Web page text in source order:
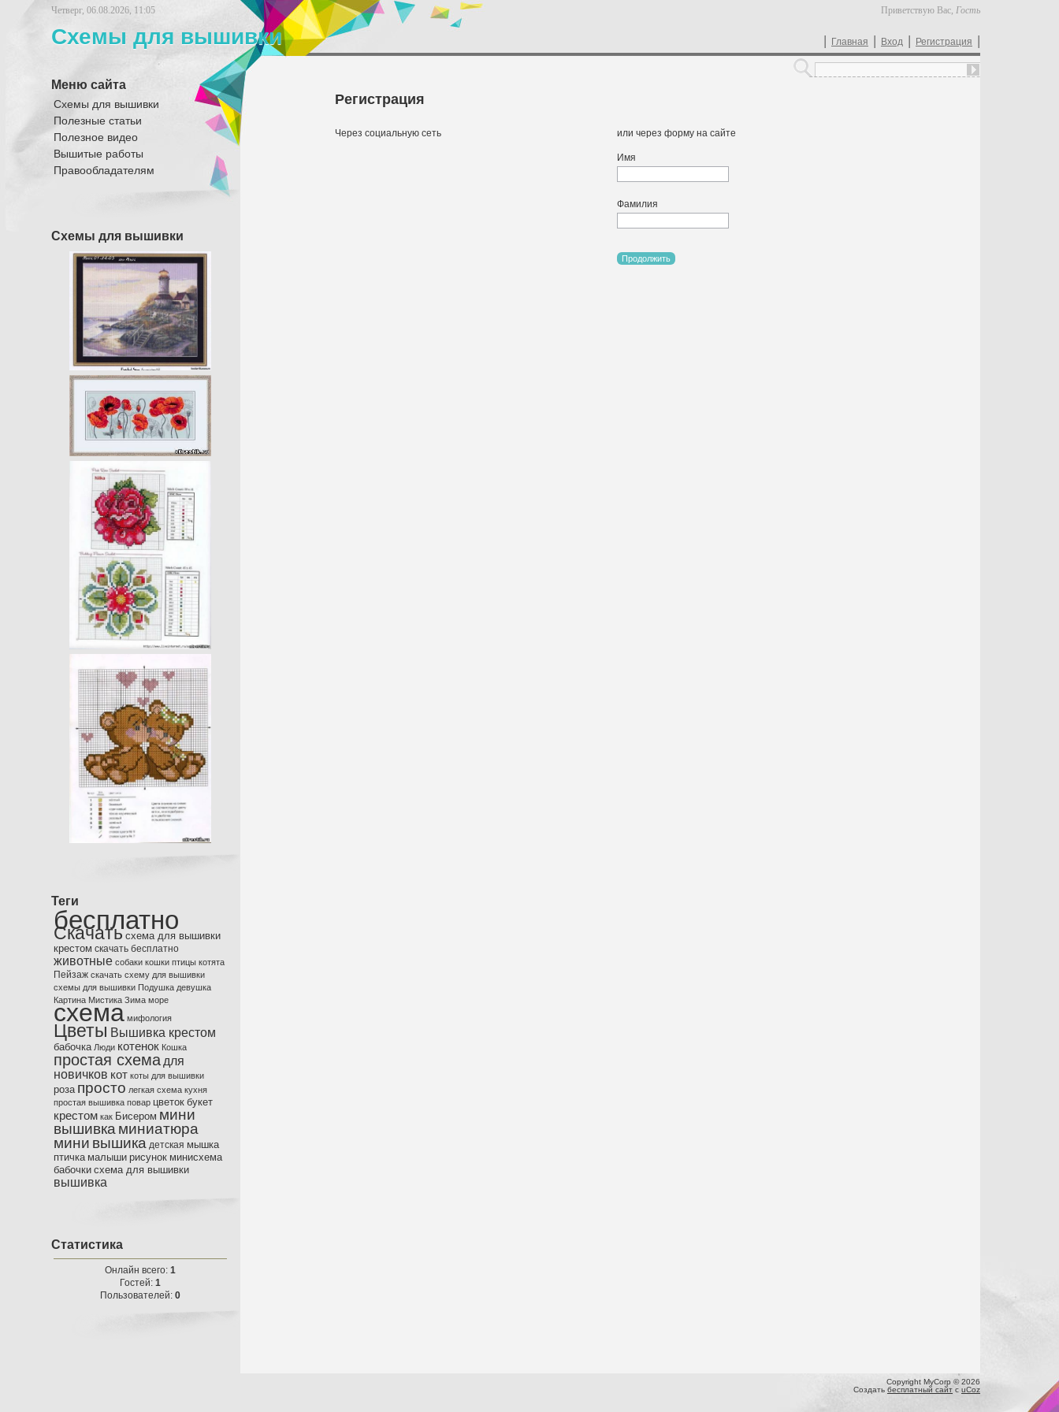
Четверг, 06.08.2026, 11:05 Приветствую Вас, Гость
Схемы для вышивки | Главная | Вход | Регистрация |
Меню сайта
Схемы для вышивки
Полезные статьи
Полезное видео
Вышитые работы
Правообладателям
Схемы для вышивки
Теги
бесплатно
Скачать схема для вышивки
крестом скачать бесплатно
животные собаки кошки птицы котята
Пейзаж скачать схему для вышивки
схемы для вышивки Подушка девушка
Картина Мистика Зима море
схема мифология
Цветы Вышивка крестом
бабочка Люди котенок Кошка
простая схема для
новичков кот коты для вышивки
роза просто легкая схема кухня
простая вышивка повар цветок букет
крестом как Бисером мини
вышивка миниатюра
мини вышика детская мышка
птичка малыши рисунок минисхема
бабочки схема для вышивки
вышивка
Статистика
Онлайн всего: 1
Гостей: 1
Пользователей: 0
Регистрация
Через социальную сеть или через форму на сайте
Имя
Фамилия
Copyright MyCorp © 2026
Создать бесплатный сайт с uCoz